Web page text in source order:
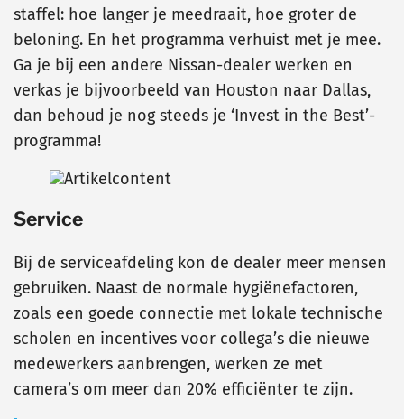
staffel: hoe langer je meedraait, hoe groter de
beloning. En het programma verhuist met je mee.
Ga je bij een andere Nissan-dealer werken en
verkas je bijvoorbeeld van Houston naar Dallas,
dan behoud je nog steeds je ‘Invest in the Best’-
programma!
Service
Bij de serviceafdeling kon de dealer meer mensen
gebruiken. Naast de normale hygiënefactoren,
zoals een goede connectie met lokale technische
scholen en incentives voor collega’s die nieuwe
medewerkers aanbrengen, werken ze met
camera’s om meer dan 20% efficiënter te zijn.